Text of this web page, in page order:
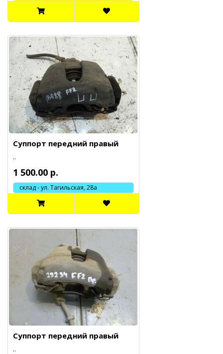
Суппорт передний правый
..
1 500.00 р.
склад - ул. Тагильская, 28а
Суппорт передний правый
..